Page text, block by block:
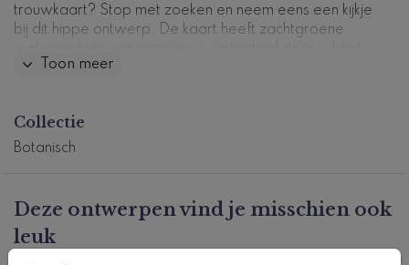
trouwkaart? Stop met zoeken en neem eens een kijkje
bij dit hippe ontwerp. De kaart heeft zachtgroene
bladeren. Met een speels en trendy lettertype staan
je achterop de gegevens van de ceremoniemeester
kwijt. Plaats op de rechter binnenzijde een foto.
Yourself), komt de foto tevoorschijn.
Dit product maakt deel uit van
Toon meer
Collectie
Botanisch
Deze ontwerpen vind je misschien ook
leuk